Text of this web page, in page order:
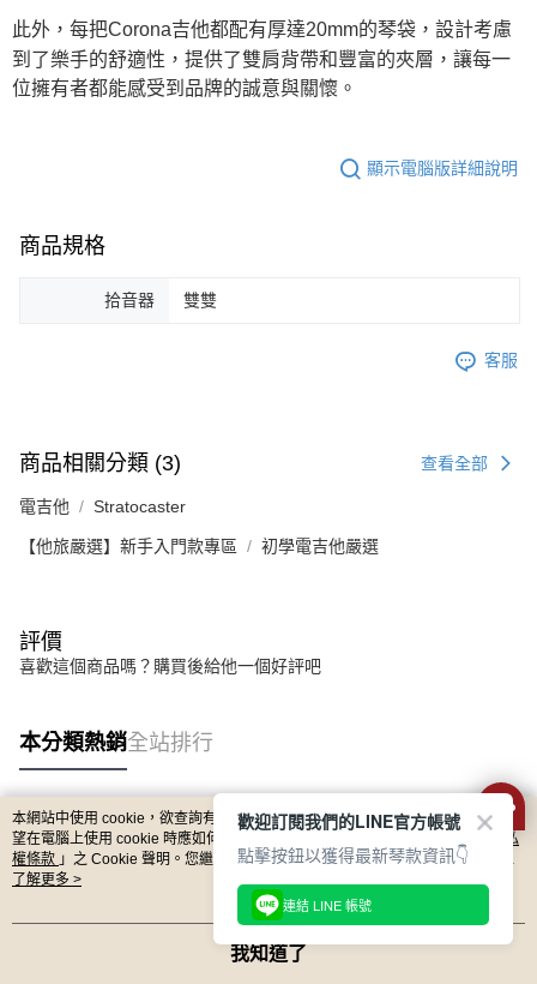
此外，每把Corona吉他都配有厚達20mm的琴袋，設計考慮
到了樂手的舒適性，提供了雙肩背帶和豐富的夾層，讓每一
位擁有者都能感受到品牌的誠意與關懷。
顯示電腦版詳細說明
商品規格
拾音器 雙雙
客服
商品相關分類 (3) 查看全部
電吉他 Stratocaster
【他旅嚴選】新手入門款專區 初學電吉他嚴選
評價
喜歡這個商品嗎？購買後給他一個好評吧
本分類熱銷全站排行
熱門標籤
本網站中使用 cookie，欲查詢有關本網站使用 cookie 方式之詳情，及若您不希
望在電腦上使用 cookie 時應如何變更電腦的 cookie 設定，請參閱本網站「
隱私
權條款 」之 Cookie 聲明。您繼續使用本網站即表示您同意本公司得按本網站使
用條款之 Cookie 聲明使用 cookie。
了解更多 >
我知道了
歡迎訂閱我們的LINE官方帳號
點擊按鈕以獲得最新琴款資訊👇
連結 LINE 帳號